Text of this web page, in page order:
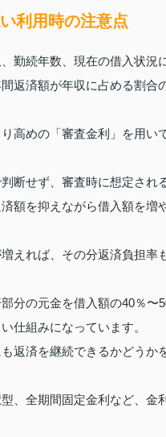
利用時の注意点
勤続年数、現在の借入状況
返済額が年収に占める割
高めの「審査金利」を用
断せず、審査時に想定され
額を抑えながら借入額を
えれば、その分返済負担
分の元金を借入額の40％
仕組みになっています。
返済を継続できるかどう
、全期間固定金利など、